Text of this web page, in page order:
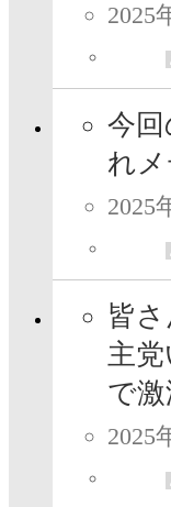
2025
今
れメ
2025
皆
主
で激
2025